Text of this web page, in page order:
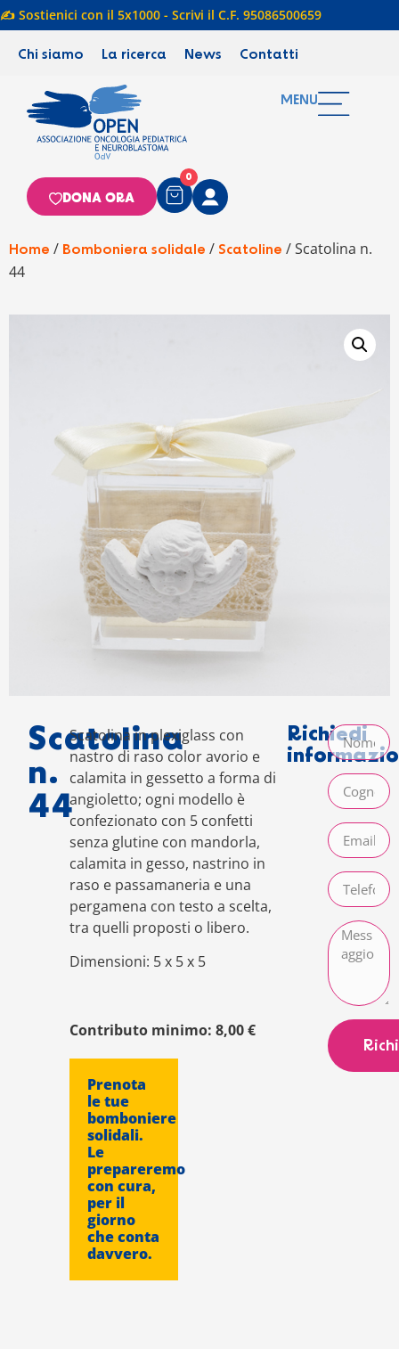
✍️ Sostienici con il 5x1000 - Scrivi il C.F. 95086500659
Chi siamo La ricerca News Contatti
MENU
0
DONA ORA
Home / Bomboniera solidale / Scatoline / Scatolina n.
44
Scatolina
n.
44
Scatolina in plexiglass con
nastro di raso color avorio e
calamita in gessetto a forma di
angioletto; ogni modello è
confezionato con 5 confetti
senza glutine con mandorla,
calamita in gesso, nastrino in
raso e passamaneria e una
pergamena con testo a scelta,
tra quelli proposti o libero.
Dimensioni: 5 x 5 x 5
Contributo minimo: 8,00 €
Prenota
le tue
bomboniere
solidali.
Le
prepareremo
con cura,
per il
giorno
che conta
davvero.
Richiedi